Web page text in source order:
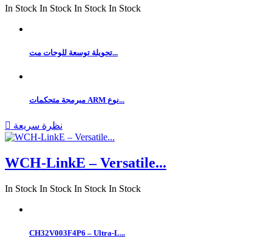
In Stock In Stock In Stock In Stock
تحويلة توسعة للوحات مت...
مبرمجة متحكمات ARM نوع...
 نظرة سريعة
WCH-LinkE – Versatile...
In Stock In Stock In Stock In Stock
CH32V003F4P6 – Ultra-L...